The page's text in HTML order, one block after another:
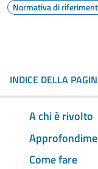
Normativa di
INDICE DELLA
A chi è rivolto
Come fare